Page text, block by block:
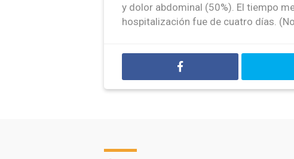
y dolor abdominal (50%). El tiempo
hospitalización fue de cuatro días.